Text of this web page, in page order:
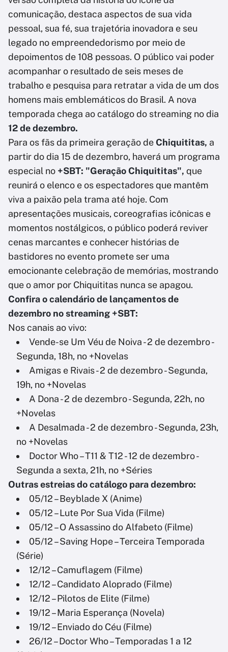
comunicação, destaca aspectos de sua vida
pessoal, sua fé, sua trajetória inovadora e seu
legado no empreendedorismo por meio de
depoimentos de 108 pessoas. O público vai poder
acompanhar o resultado de seis meses de
trabalho e pesquisa para retratar a vida de um dos
homens mais emblemáticos do Brasil. A nova
temporada chega ao catálogo do streaming no dia
12 de dezembro.
Para os fãs da primeira geração deChiquititas, a
partir do dia 15 de dezembro, haverá um programa
especial no +SBT: "Geração Chiquititas", que
reunirá o elenco e os espectadores que mantêm
viva a paixão pela trama até hoje. Com
apresentações musicais, coreografias icônicas e
momentos nostálgicos, o público poderá reviver
cenas marcantes e conhecer histórias de
bastidores no evento promete ser uma
emocionante celebração de memórias, mostrando
que o amor por Chiquititas nunca se apagou.
Confira o calendário de lançamentos de
dezembro no streaming +SBT:
Nos canais ao vivo:
Vende-se Um Véu de Noiva - 2 de dezembro -
Segunda, 18h, no +Novelas
Amigas e Rivais - 2 de dezembro - Segunda,
19h, no +Novelas
A Dona - 2 de dezembro - Segunda, 22h, no
+Novelas
A Desalmada - 2 de dezembro - Segunda, 23h,
no +Novelas
Doctor Who – T11 & T12 - 12 de dezembro -
Segunda a sexta, 21h, no +Séries
Outras estreias do catálogo para dezembro:
05/12 – Beyblade X (Anime)
05/12 – Lute Por Sua Vida (Filme)
05/12 – O Assassino do Alfabeto (Filme)
05/12 – Saving Hope – Terceira Temporada
(Série)
12/12 – Camuflagem (Filme)
12/12 – Candidato Aloprado (Filme)
12/12 – Pilotos de Elite (Filme)
19/12 – Maria Esperança (Novela)
19/12 – Enviado do Céu (Filme)
26/12 – Doctor Who – Temporadas 1 a 12